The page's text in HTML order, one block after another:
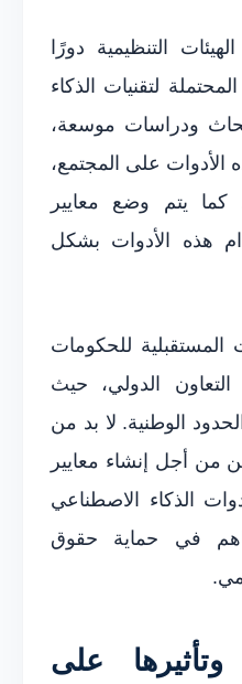
التنظيمية دورًا
لتقنيات الذكاء
ودراسات موسعة،
الأدوات على المجتمع،
كما يتم وضع معايير
هذه الأدوات بشكل
للحكومات
التعاون الدولي، حيث
الوطنية. لا بد من
من أجل إنشاء معايير
الذكاء الاصطناعي
في حماية حقوق
وتأثيرها على